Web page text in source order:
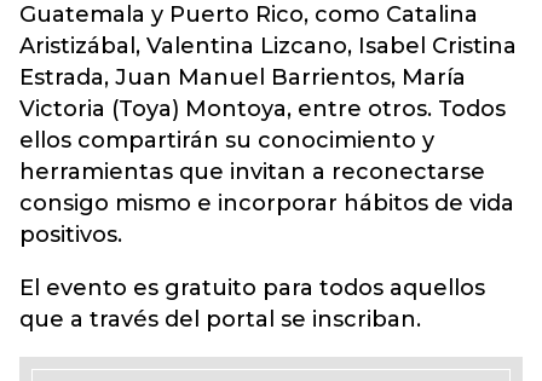
Guatemala y Puerto Rico, como Catalina
Aristizábal, Valentina Lizcano, Isabel Cristina
Estrada, Juan Manuel Barrientos, María
Victoria (Toya) Montoya, entre otros. Todos
ellos compartirán su conocimiento y
herramientas que invitan a reconectarse
consigo mismo e incorporar hábitos de vida
positivos.
El evento es gratuito para todos aquellos
que a través del portal se inscriban.